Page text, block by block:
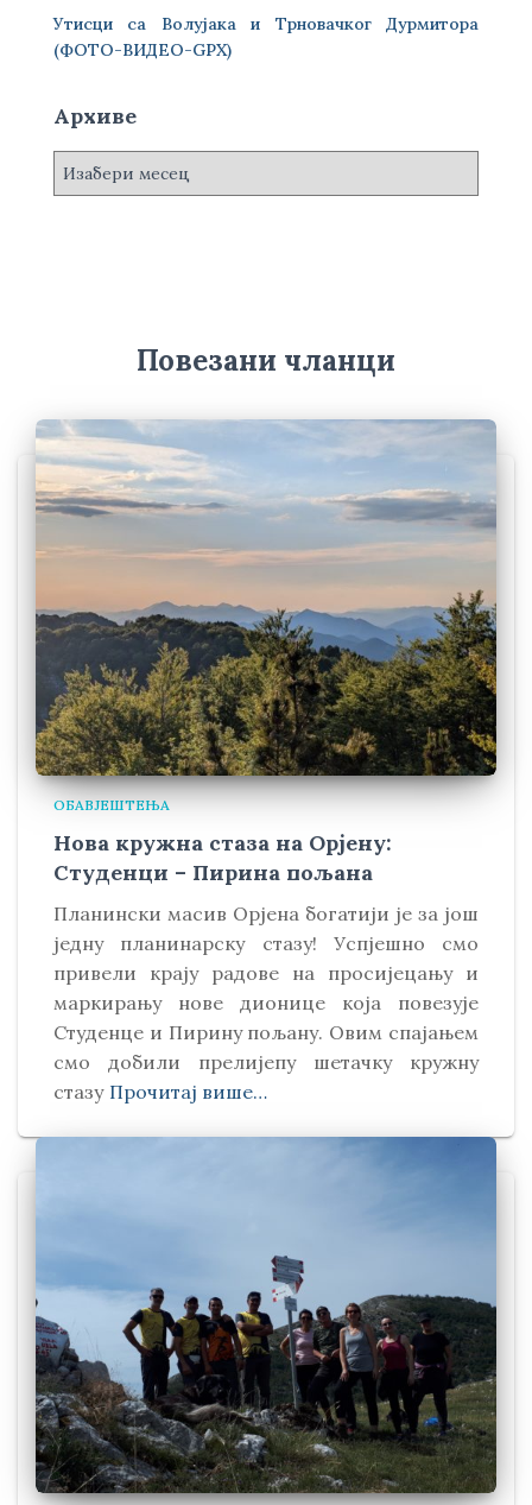
Утисци са Волујака и Трновачког Дурмитора
(ФОТО-ВИДЕО-GPX)
Архиве
А
Повезани чланци
ОБАВЈЕШТЕЊА
Нова кружна стаза на Орјену:
Студенци – Пирина пољана
Планински масив Орјена богатији је за још
једну планинарску стазу! Успјешно смо
привели крају радове на просијецању и
маркирању нове дионице која повезује
Студенце и Пирину пољану. Овим спајањем
смо добили прелијепу шетачку кружну
стазу Прочитај више…